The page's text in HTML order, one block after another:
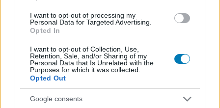
I want to opt-out of processing my
Personal Data for Targeted Advertising.
Opted In
I want to opt-out of Collection, Use,
Retention, Sale, and/or Sharing of my
Personal Data that Is Unrelated with the
Purposes for which it was collected.
Opted Out
Google consents
számolni vele dacára annak, hogy csak véletlenül került
képbe, afféle tartalékként hívták be.
Azt sajnos nem bökte ki, hogy ki volt az a színész, aki
már a zsebében érezhette a szerződést, csupán annyit
lehet tudni, hogy Teddy Sears (Flash - A villám), Brandon
Routh (Superman visszatér) és Brian Van Holt
(Viasztestek) szintén részt vett a meghallgatáson. Ez